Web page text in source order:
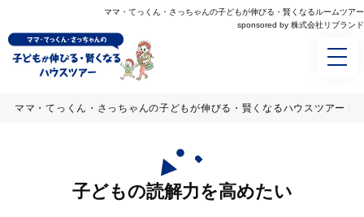
ママ・てっくん・さっちゃんの⼦どもが伸びる・賢くなるルームツアー
sponsored by 株式会社リブランド
ママ・てっくん・さっちゃんの子どもが伸びる・賢くなるハウスツアー »
子どもの読解力を高めたい